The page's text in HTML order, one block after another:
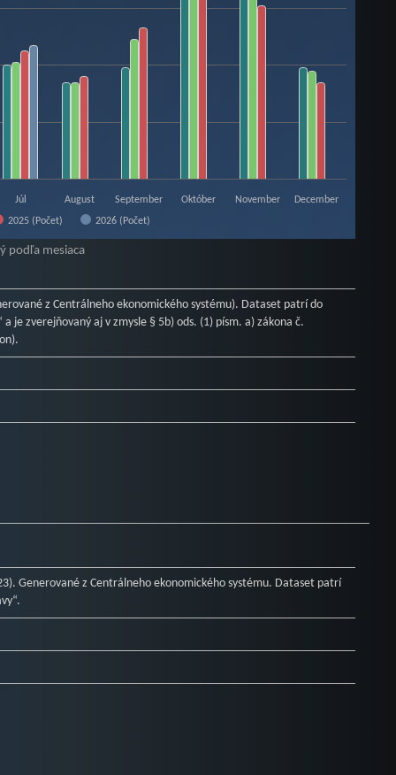
2025 (Počet) 2026 (Počet)
Júl August September Október November December
podľa mesiaca
z Centrálneho ekonomického systému). Dataset patrí do
je zverejňovaný aj v zmysle § 5b) ods. (1) písm. a) zákona č.
Generované z Centrálneho ekonomického systému. Dataset patrí